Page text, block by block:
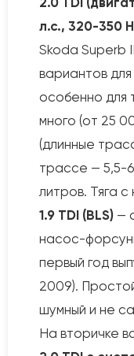
л.с., 320-350
Skoda Superb
вариантов для
особенно для
много (от 25
(длинные
трассе — 5,5-
литров. Тяга с
1.9 TDI (BLS) —
насос-
первый год
2009).
шумный и не
На вторичке